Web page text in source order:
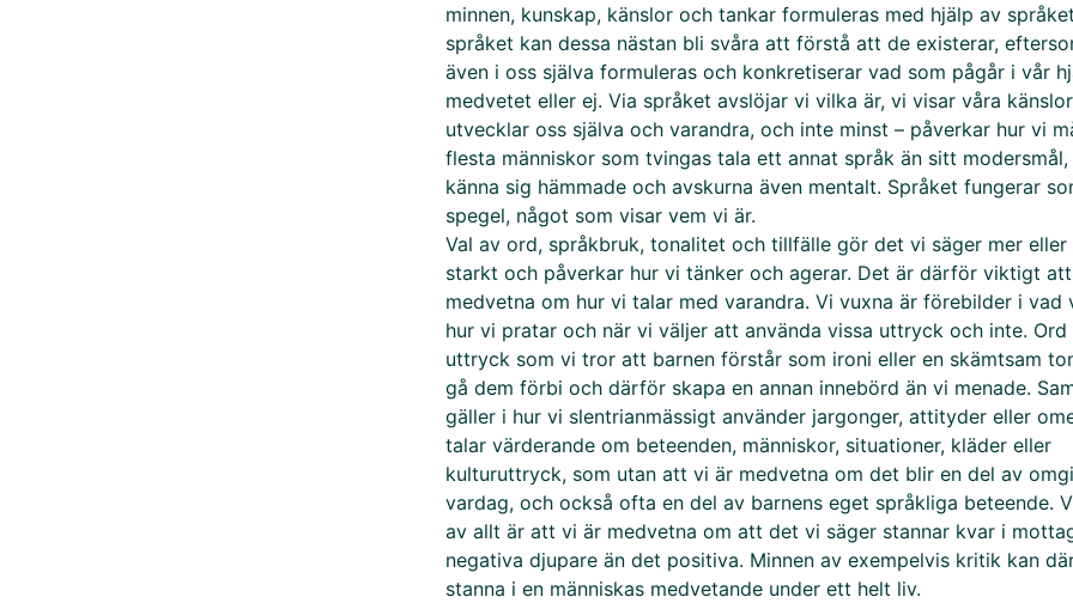
minnen, kunskap, känslor och tankar formuleras med hjälp av
språket kan dessa nästan bli svåra att förstå att de existerar,
även i oss själva formuleras och konkretiserar vad som pågår i vår
medvetet eller ej. Via språket avslöjar vi vilka är, vi visar våra
utvecklar oss själva och varandra, och inte minst – påverkar hur vi
flesta människor som tvingas tala ett annat språk än sitt
känna sig hämmade och avskurna även mentalt. Språket fungerar
spegel, något som visar vem vi är.
Val av ord, språkbruk, tonalitet och tillfälle gör det vi säger mer eller
starkt och påverkar hur vi tänker och agerar. Det är därför viktigt
medvetna om hur vi talar med varandra. Vi vuxna är förebilder i vad
hur vi pratar och när vi väljer att använda vissa uttryck och inte. Ord
uttryck som vi tror att barnen förstår som ironi eller en skämtsam
gå dem förbi och därför skapa en annan innebörd än vi menade.
gäller i hur vi slentrianmässigt använder jargonger, attityder eller
talar värderande om beteenden, människor, situationer, kläder eller
kulturuttryck, som utan att vi är medvetna om det blir en del av
vardag, och också ofta en del av barnens eget språkliga beteende.
av allt är att vi är medvetna om att det vi säger stannar kvar i
negativa djupare än det positiva. Minnen av exempelvis kritik kan
stanna i en människas medvetande under ett helt liv.